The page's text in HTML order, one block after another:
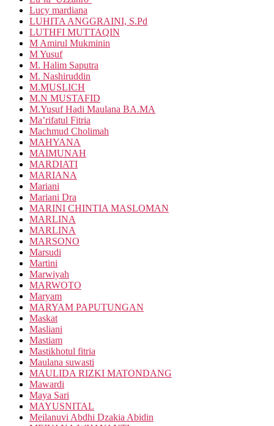
Lucy mardiana
LUHITA ANGGRAINI, S.Pd
LUTHFI MUTTAQIN
M Amirul Mukminin
M Yusuf
M. Halim Saputra
M. Nashiruddin
M.MUSLICH
M.N MUSTAFID
M.Yusuf Hadi Maulana BA.MA
Ma’rifatul Fitria
Machmud Cholimah
MAHYANA
MAIMUNAH
MARDIATI
MARIANA
Mariani
Mariani Dra
MARINI CHINTIA MASLOMAN
MARLINA
MARLINA
MARSONO
Marsudi
Martini
Marwiyah
MARWOTO
Maryam
MARYAM PAPUTUNGAN
Maskat
Masliani
Mastiam
Mastikhotul fitria
Maulana suwasti
MAULIDA RIZKI MATONDANG
Mawardi
Maya Sari
MAYUSNITAL
Meilanuvi Abdhi Dzakia Abidin